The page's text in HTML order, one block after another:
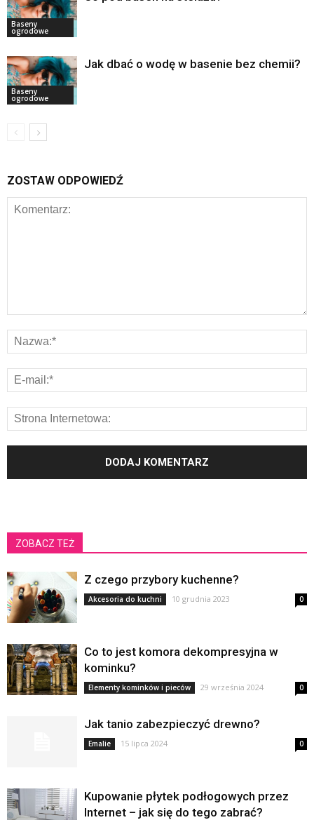
Baseny
ogrodowe
Baseny
ogrodowe
Jak dbać o wodę w basenie bez chemii?
ZOSTAW ODPOWIEDŹ
ZOBACZ TEŻ
Z czego przybory kuchenne?
Akcesoria do kuchni 10 grudnia 2023 0
Co to jest komora dekompresyjna w
kominku?
Elementy kominków i pieców 29 września 2024 0
Jak tanio zabezpieczyć drewno?
Emalie 15 lipca 2024 0
Kupowanie płytek podłogowych przez
Internet – jak się do tego zabrać?